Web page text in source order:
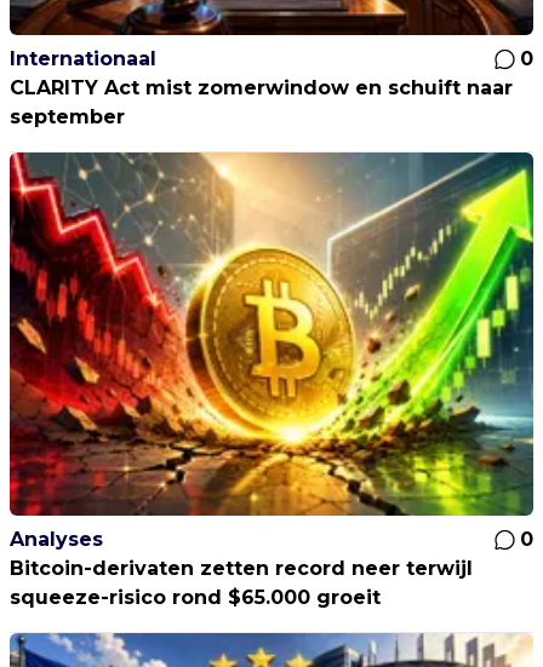
Internationaal
0
CLARITY Act mist zomerwindow en schuift naar
september
Analyses
0
Bitcoin-derivaten zetten record neer terwijl
squeeze-risico rond $65.000 groeit